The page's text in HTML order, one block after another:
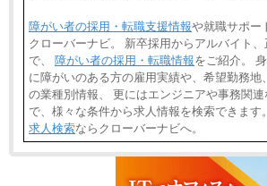
障がい者の採用・転職支援情報や就職サポー
クローバーナビ。 新卒採用からアルバイト
で、 障がい者の採用・転職情報をご紹介。
に障がいのある方の雇用実績や、希望勤務地
の業種別情報、 更にはエンジニアや事務関連
で、様々な条件から求人情報を検索できます
求人検索ならクローバーナビへ。